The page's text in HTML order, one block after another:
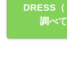
DRESS
調べ